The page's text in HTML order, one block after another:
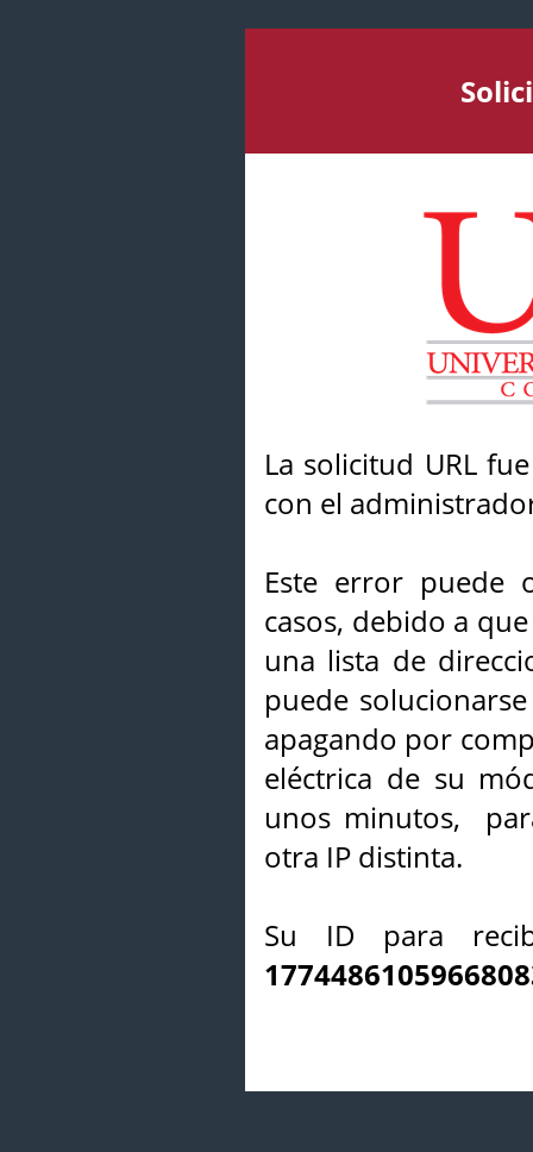
La solicitud URL
con el
Este error puede
casos, debido a
una lista de
puede
apagando por
eléctrica de su
unos minutos,
otra IP distinta.
Su ID para